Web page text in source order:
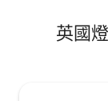
英國